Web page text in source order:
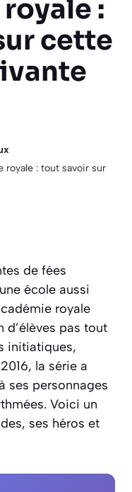
royale :
cette
royale : tout savoir sur
de fées
école aussi
royale
d’élèves pas tout
initiatiques,
la série a
ses personnages
Voici un
ses héros et